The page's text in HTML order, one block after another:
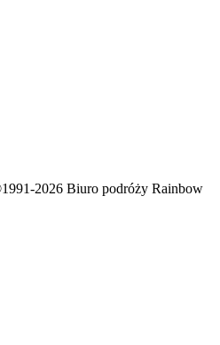
2026 Biuro podróży Rainbow